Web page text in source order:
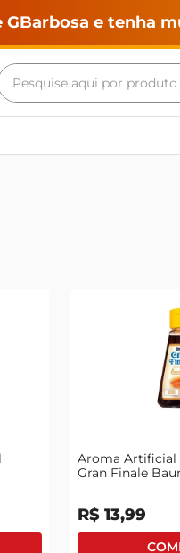
GBarbosa e tenha
Pesquise aqui por
Aroma Artificial
Gran Finale
R$ 13,99
Termos mais buscados